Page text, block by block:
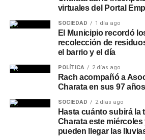
virtuales del Portal
SOCIEDAD 1 día ago
El Municipio recordó
recolección de
el barrio y el día
POLÍTICA 2 días ago
Rach acompañó a
Charata en sus 97 años
SOCIEDAD 2 días ago
Hasta cuánto subirá la
Charata este miércoles
pueden llegar las